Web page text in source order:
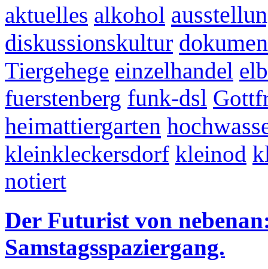
aktuelles alkohol
diskussionskultur
Tiergehege einzelhandel
fuerstenberg funk-dsl
heimattiergarten
kleinkleckersdorf kleinod
notiert
Der Futurist von
Samstagsspaziergang.